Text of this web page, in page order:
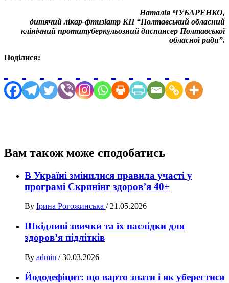
Наталія ЧУБАРЕНКО,
дитячий лікар-фтизіатр КП “Полтавський обласний
клінічний протитуберкульозний диспансер Полтавської
обласної ради”.
Поділися:
Вам також може сподобатись
В Україні змінилися правила участі у
програмі Скринінг здоров’я 40+
By Ірина Рогожинська / 21.05.2026
Шкідливі звички та їх наслідки для
здоров’я підлітків
By admin / 30.03.2026
Йододефіцит: що варто знати і як уберегтися